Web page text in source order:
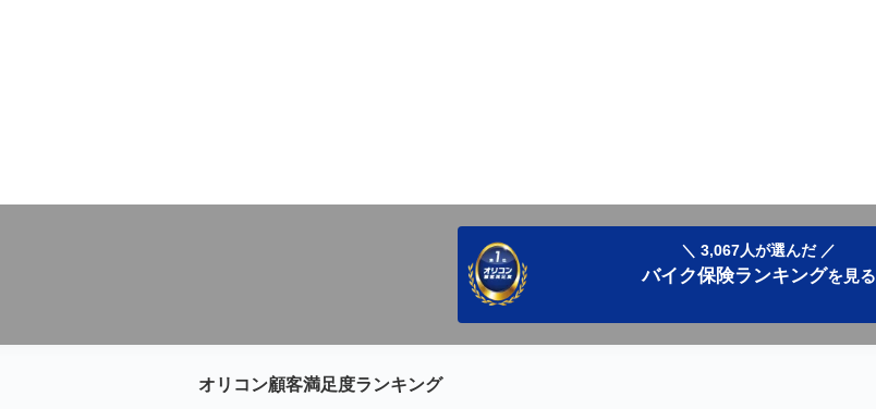
＼ 3,067人が選んだ ／
バイク保険ランキングを見る
オリコン顧客満足度ランキング